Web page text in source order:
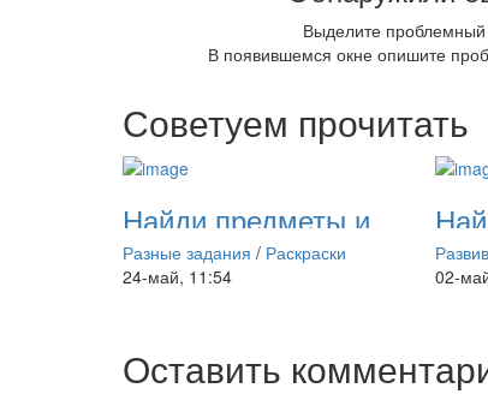
Выделите
В появившемся окне опишите
Советуем прочитать
Найди предметы и
раскрась их
Разные задания / Раскраски
24-май, 11:54
02-
Оставить